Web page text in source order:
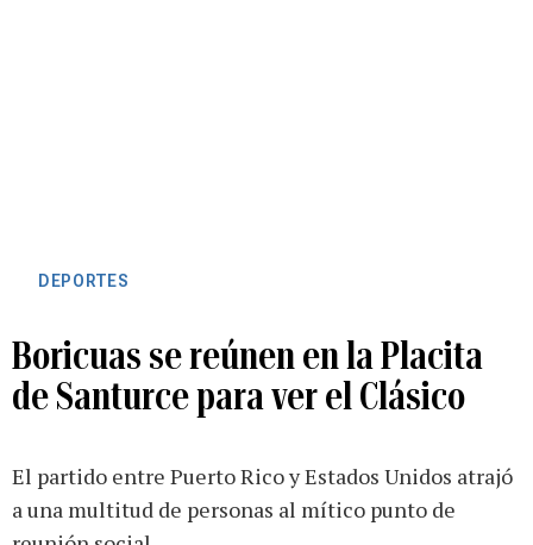
DEPORTES
Boricuas se reúnen en la Placita
de Santurce para ver el Clásico
El partido entre Puerto Rico y Estados Unidos atrajó
a una multitud de personas al mítico punto de